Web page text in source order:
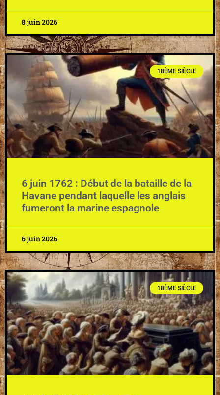
8 juin 2026
18ÈME SIÈCLE
6 juin 1762 : Début de la bataille de la
Havane pendant laquelle les anglais
fumeront la marine espagnole
6 juin 2026
18ÈME SIÈCLE